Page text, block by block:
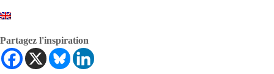
Partagez l'inspiration